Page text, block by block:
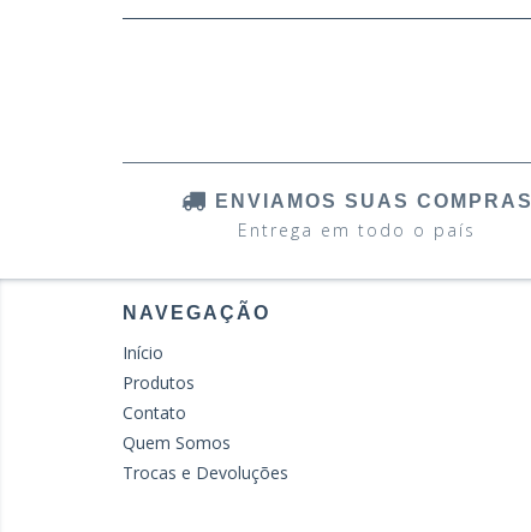
ENVIAMOS SUAS COMPRAS
Entrega em todo o país
NAVEGAÇÃO
Início
Produtos
Contato
Quem Somos
Trocas e Devoluções